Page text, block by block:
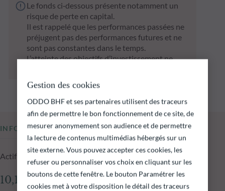
Le fonds ci‑dessous présente notamment un
risque de perte en capital.
Il est rappelé que les performances passées ne
préjugent pas des performances futures et ne
sont pas constantes dans le temps.
L’atteinte des objectifs d’investissement ne
INFORMATIONS CLÉS
Actif net du fonds au 05.08.2026
10,14 M€
Gestion des cookies
ODDO BHF et ses partenaires utilisent des traceurs
afin de permettre le bon fonctionnement de ce site, de
mesurer anonymement son audience et de permettre
la lecture de contenus multimédias hébergés sur un
site externe. Vous pouvez accepter ces cookies, les
refuser ou personnaliser vos choix en cliquant sur les
boutons de cette fenêtre. Le bouton Paramétrer les
cookies met à votre disposition le détail des traceurs